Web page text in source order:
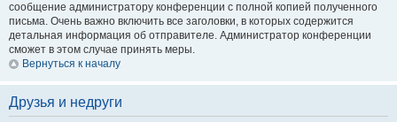
сообщение администратору конференции с полной копией полученного
письма. Очень важно включить все заголовки, в которых содержится
детальная информация об отправителе. Администратор конференции
сможет в этом случае принять меры.
Вернуться к началу
Друзья и недруги